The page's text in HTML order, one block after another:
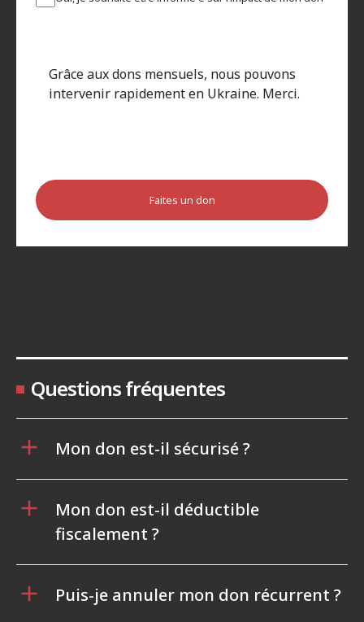
Grâce aux dons mensuels, nous pouvons
intervenir rapidement en Ukraine. Merci.
Faites un don
Questions fréquentes
Mon don est-il sécurisé ?
Mon don est-il déductible
fiscalement ?
Puis-je annuler mon don récurrent ?